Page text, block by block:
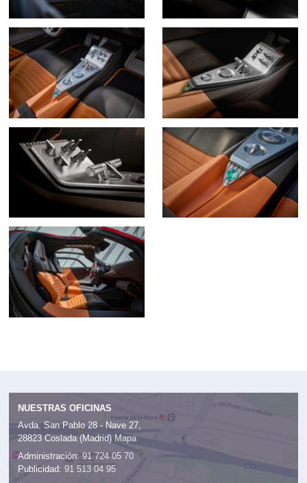
NUESTRAS OFICINAS
Avda. San Pablo 28 - Nave 27,
28823 Coslada (Madrid) Mapa
Administración: 91 724 05 70
Publicidad: 91 513 04 95